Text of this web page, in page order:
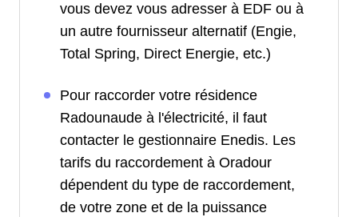
vous devez vous adresser à EDF ou à
un autre fournisseur alternatif (Engie,
Total Spring, Direct Energie, etc.)
Pour raccorder votre résidence
Radounaude à l'électricité, il faut
contacter le gestionnaire Enedis. Les
tarifs du raccordement à Oradour
dépendent du type de raccordement,
de votre zone et de la puissance